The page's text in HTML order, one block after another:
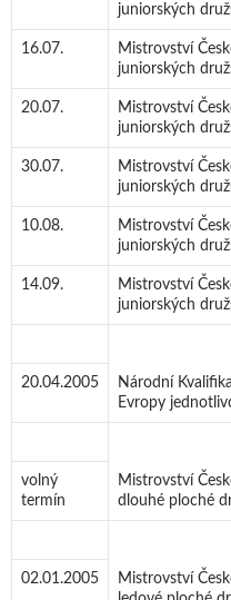
juniorských
16.07.
Mistrovství
juniorských
20.07.
Mistrovství
juniorských
30.07.
Mistrovství
juniorských
10.08.
Mistrovství
juniorských
14.09.
Mistrovství
juniorských
20.04.2005
Národní
Evropy
volný
termín
Mistrovství
dlouhé ploché
02.01.2005
Mistrovství